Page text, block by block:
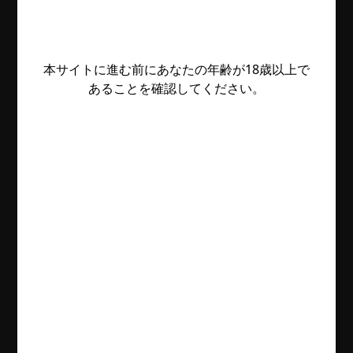
本サイトに進む前にあなたの年齢が18歳以上で
あることを確認してください。